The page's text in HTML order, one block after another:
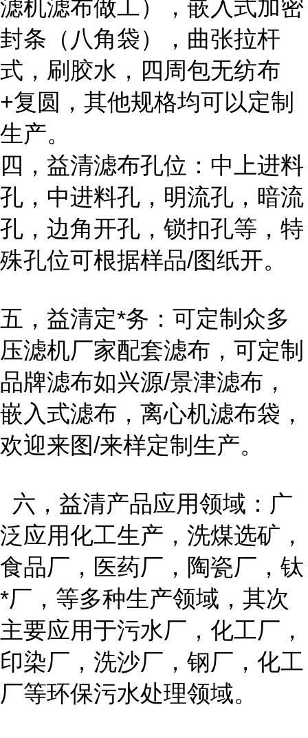
滤机滤布做工），嵌入式加密
封条（八角袋），曲张拉杆
式，刷胶水，四周包无纺布
+复圆，其他规格均可以定制
生产。
四，益清滤布孔位：中上进料
孔，中进料孔，明流孔，暗流
孔，边角开孔，锁扣孔等，特
殊孔位可根据样品/图纸开。
五，益清定*务：可定制众多
压滤机厂家配套滤布，可定制
品牌滤布如兴源/景津滤布，
嵌入式滤布，离心机滤布袋，
欢迎来图/来样定制生产。
六，益清产品应用领域：广
泛应用化工生产，洗煤选矿，
食品厂，医药厂，陶瓷厂，钛
*厂，等多种生产领域，其次
主要应用于污水厂，化工厂，
印染厂，洗沙厂，钢厂，化工
厂等环保污水处理领域。